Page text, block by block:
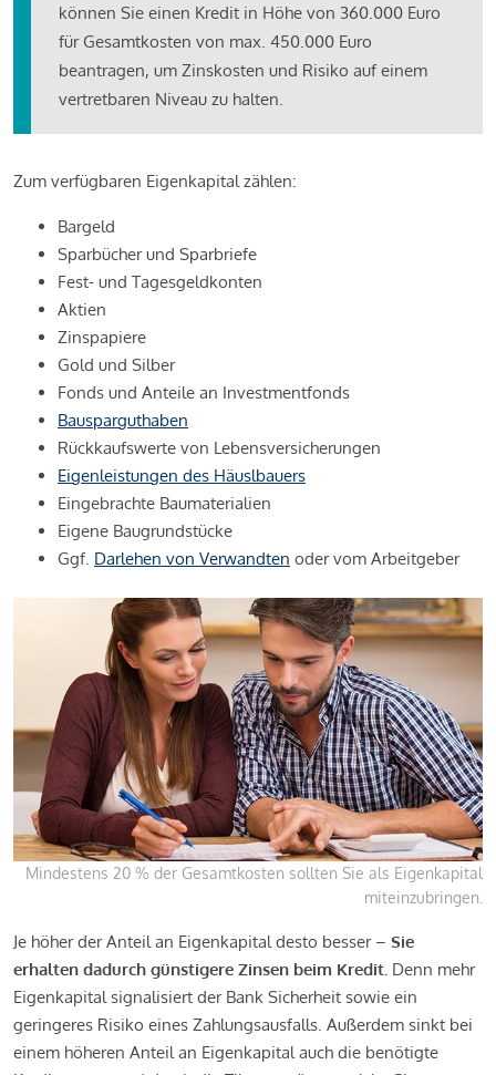
können Sie einen Kredit in Höhe von 360.000 Euro
für Gesamtkosten von max. 450.000 Euro
beantragen, um Zinskosten und Risiko auf einem
vertretbaren Niveau zu halten.
Zum verfügbaren Eigenkapital zählen:
Bargeld
Sparbücher und Sparbriefe
Fest- und Tagesgeldkonten
Aktien
Zinspapiere
Gold und Silber
Fonds und Anteile an Investmentfonds
Bausparguthaben
Rückkaufswerte von Lebensversicherungen
Eigenleistungen des Häuslbauers
Eingebrachte Baumaterialien
Eigene Baugrundstücke
Ggf. Darlehen von Verwandten oder vom Arbeitgeber
Mindestens 20 % der Gesamtkosten sollten Sie als Eigenkapital
miteinzubringen.
Je höher der Anteil an Eigenkapital desto besser – Sie
erhalten dadurch günstigere Zinsen beim Kredit. Denn mehr
Eigenkapital signalisiert der Bank Sicherheit sowie ein
geringeres Risiko eines Zahlungsausfalls. Außerdem sinkt bei
einem höheren Anteil an Eigenkapital auch die benötigte